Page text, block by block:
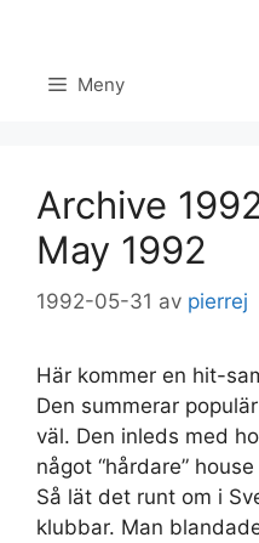
innehåll Meny
Archive
May 1992
1992-05-31 av pierrej
Här kommer en hit-
Den summerar
väl. Den inleds med
något “hårdare” house
Så lät det runt om i
klubbar. Man